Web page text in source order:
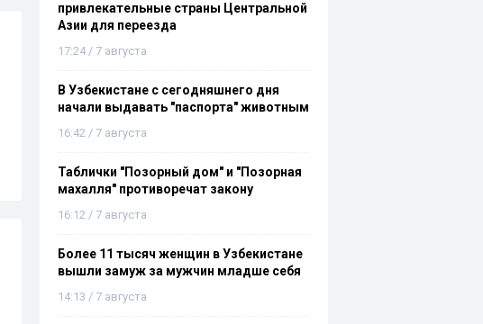
привлекательные страны Центральной
Азии для переезда
17:24 / 7 августа
В Узбекистане с сегодняшнего дня
начали выдавать "паспорта" животным
16:42 / 7 августа
Таблички "Позорный дом" и "Позорная
махалля" противоречат закону
16:12 / 7 августа
Более 11 тысяч женщин в Узбекистане
вышли замуж за мужчин младше себя
14:13 / 7 августа